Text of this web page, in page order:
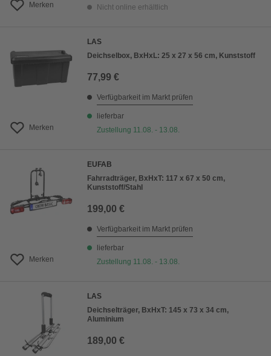
Merken Nicht online erhältlich
Merken
LAS
Deichselbox, BxHxL: 25 x 27 x 56 cm, Kunststoff
77,99 €
Verfügbarkeit im Markt prüfen
lieferbar
Zustellung 11.08. - 13.08.
Merken
EUFAB
Fahrradträger, BxHxT: 117 x 67 x 50 cm,
Kunststoff/Stahl
199,00 €
Verfügbarkeit im Markt prüfen
lieferbar
Zustellung 11.08. - 13.08.
LAS
Deichselträger, BxHxT: 145 x 73 x 34 cm,
Aluminium
189,00 €